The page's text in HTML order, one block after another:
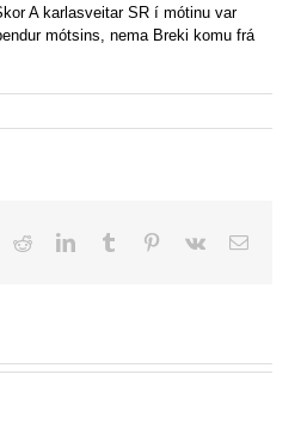
A karlasveitar SR í mótinu var
mótsins, nema Breki komu frá
RedditLinkedInTumblr Pinterest
Vk Email